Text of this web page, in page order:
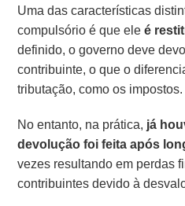
Uma das características
compulsório é que eleé
definido, o governo deve
contribuinte, o que o
tributação, como os impostos.
No entanto, na prática, já
devolução foi feita após
vezes resultando em perdas
contribuintes devido à